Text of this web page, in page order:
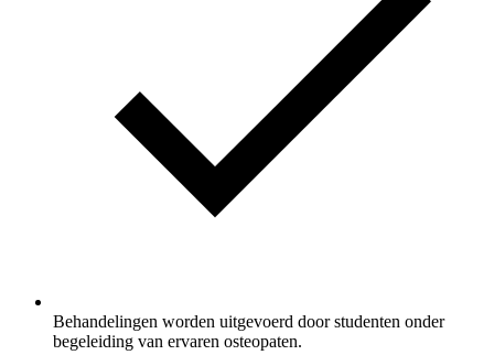
Behandelingen worden uitgevoerd door studenten onder
begeleiding van ervaren osteopaten.